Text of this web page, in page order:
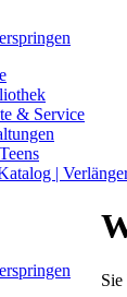
& Service
|